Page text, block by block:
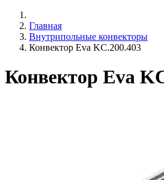
Главная
Внутрипольные конвекторы
Конвектор Eva KC.200.403
Конвектор Eva